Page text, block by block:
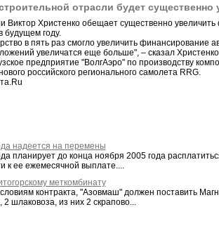
отрасли будет существенно
Виктор Христенко обещает существенно
будущем году.
в пять раз смогло увеличить финансирование
увеличатся еще больше", – сказал
предприятие "ВолгАэро" по производству
российского регионального самолета RRG.
надеется на перемены
планирует до конца ноября 2005 года
к ее ежемесячной выплате....
меткомбинату
контракта, "Азовмаш" должен поставить
шлаковоза, из них 2 скрапово...